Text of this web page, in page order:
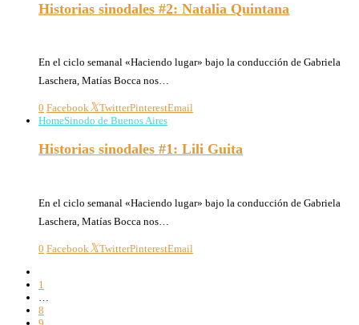
Historias sinodales #2: Natalia Quintana
En el ciclo semanal «Haciendo lugar» bajo la conducción de Gabriela
Laschera, Matías Bocca nos…
0 Facebook TwitterPinterestEmail
HomeSinodo de Buenos Aires
Historias sinodales #1: Lili Guita
En el ciclo semanal «Haciendo lugar» bajo la conducción de Gabriela
Laschera, Matías Bocca nos…
0 Facebook TwitterPinterestEmail
1
8